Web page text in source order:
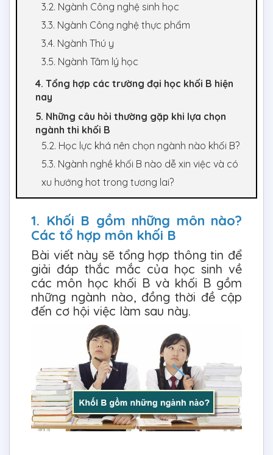
3.2. Ngành Công nghệ sinh học
3.3. Ngành Công nghệ thực phẩm
3.4. Ngành Thú y
3.5. Ngành Tâm lý học
4. Tổng hợp các trường đại học khối B hiện
nay
5. Những câu hỏi thường gặp khi lựa chọn
ngành thi khối B
5.2. Học lực khá nên chọn ngành nào khối B?
5.3. Ngành nghề khối B nào dễ xin việc và có
xu hướng hot trong tương lai?
1. Khối B gồm những môn nào?
Các tổ hợp môn khối B
Bài viết này sẽ tổng hợp thông tin để
giải đáp thắc mắc của học sinh về
các môn học khối B và khối B gồm
những ngành nào, đồng thời đề cập
đến cơ hội việc làm sau này.